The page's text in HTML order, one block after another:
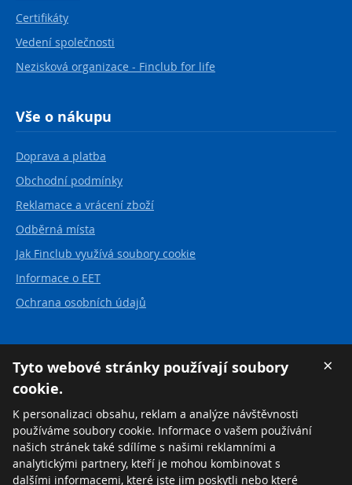
Certifikáty
Vedení společnosti
Nezisková organizace - Finclub for life
Vše o nákupu
Doprava a platba
Obchodní podmínky
Reklamace a vrácení zboží
Odběrná místa
Jak Finclub využívá soubory cookie
Informace o EET
Ochrana osobních údajů
FINCLUB plus, a.s.
Karvinská 21
737 01 Český Těšín
Česká republika
Tel:+420 558 711 550
×
Tyto webové stránky používají soubory
cookie.
K personalizaci obsahu, reklam a analýze návštěvnosti
používáme soubory cookie. Informace o vašem používání
našich stránek také sdílíme s našimi reklamními a
analytickými partnery, kteří je mohou kombinovat s
dalšími informacemi, které jste jim poskytli nebo které